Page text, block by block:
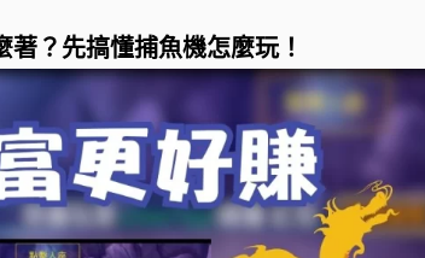
著？先搞懂捕魚機怎麼玩！